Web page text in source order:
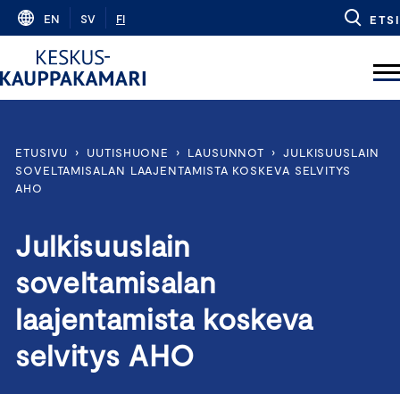
Skip
content
EN SV FI ETSI
ETUSIVU › UUTISHUONE › LAUSUNNOT › JULKISUUSLAIN
SOVELTAMISALAN LAAJENTAMISTA KOSKEVA SELVITYS
AHO
Julkisuuslain
soveltamisalan
laajentamista koskeva
selvitys AHO